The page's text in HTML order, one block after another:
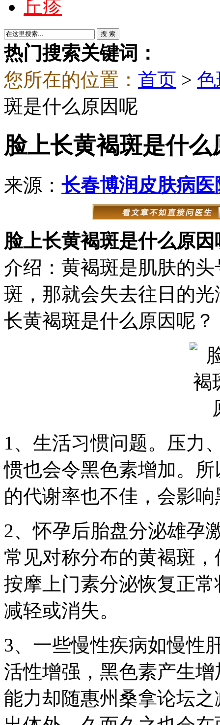
丘疹
热门搜索关键词：
您所在的位置： 首页 >
斑是什么原因呢
脸上长黄褐斑是什么
来源： 长春博润皮肤病医
脸上长黄褐斑是什么原因
介绍：黄褐斑是肌肤的
斑，那就会失去往日的
长黄褐斑是什么原因呢？
1、生活习惯问题。压力
惯也会令黑色素增加。
的代谢率也不佳，会影
2、怀孕后胎盘分泌雄孕
常见对称分布的黄褐斑
按摩上门素分泌恢复正
减轻或消失。
3、一些慢性疾病如慢性
活性增强，黑色素产生
能力却随惠州桑拿论坛